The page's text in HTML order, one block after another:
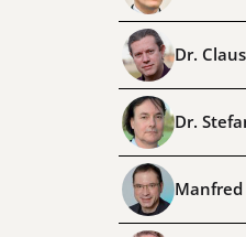
Dr.
Dr.
Manfred